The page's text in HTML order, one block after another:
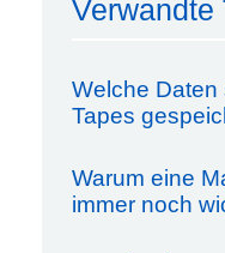
Verwandte
Welche Daten
Tapes
Warum eine
immer noch